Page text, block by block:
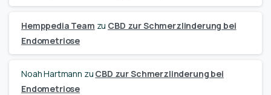
Hemppedia Team zu CBD zur Schmerzlinderung bei
Endometriose
Noah Hartmann zu CBD zur Schmerzlinderung bei
Endometriose